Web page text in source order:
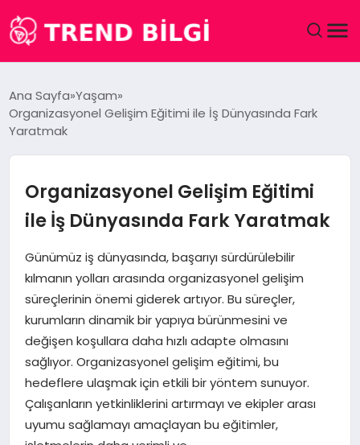
DÜNYA
EKONOMI
MAGAZIN
SAĞLIK
SPOR
TEKNOLOJI
YAŞAM
Ana Sayfa Yaşam
Organizasyonel Gelişim Eğitimi ile İş Dünyasında Fark
Yaratmak
Organizasyonel Gelişim Eğitimi
ile İş Dünyasında Fark Yaratmak
Günümüz iş dünyasında, başarıyı sürdürülebilir
kılmanın yolları arasında organizasyonel gelişim
süreçlerinin önemi giderek artıyor. Bu süreçler,
kurumların dinamik bir yapıya bürünmesini ve
değişen koşullara daha hızlı adapte olmasını
sağlıyor. Organizasyonel gelişim eğitimi, bu
hedeflere ulaşmak için etkili bir yöntem sunuyor.
Çalışanların yetkinliklerini artırmayı ve ekipler arası
uyumu sağlamayı amaçlayan bu eğitimler,